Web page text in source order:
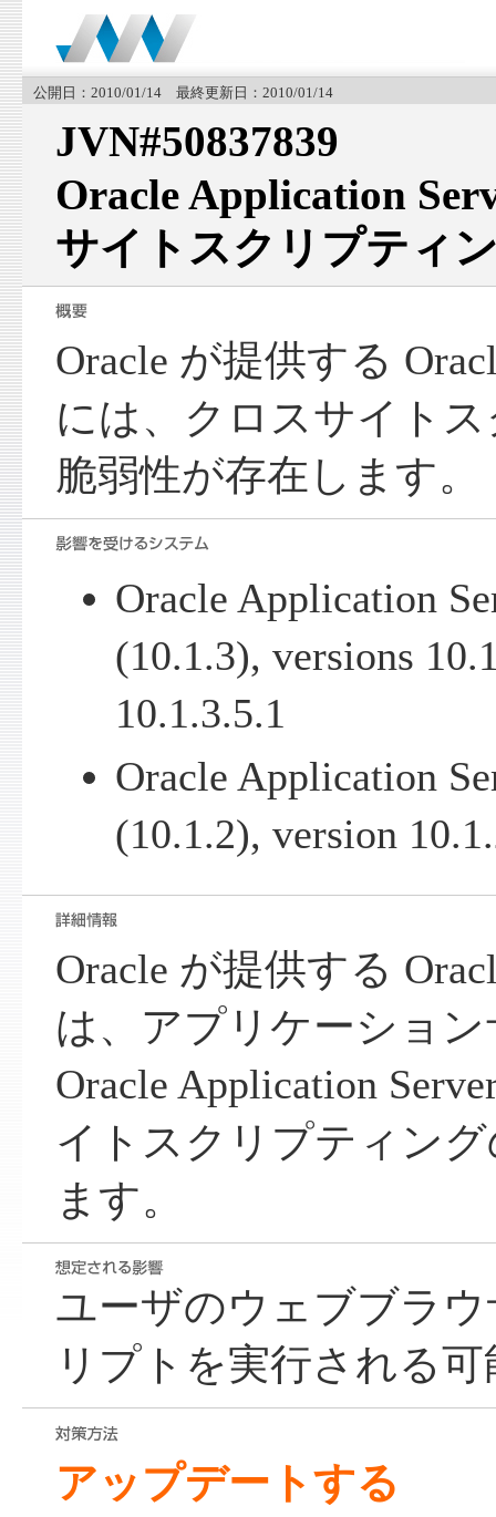
公開日：2010/01/14 最終更新日：2010/01/14
JVN#50837839
Oracle Application
サイトスクリプティ
Oracle が提供する
には、クロスサイト
脆弱性が存在します。
Oracle Application
(10.1.3), versions
10.1.3.5.1
Oracle Application
(10.1.2), version
Oracle が提供する
は、アプリケーショ
Oracle Application
イトスクリプティン
ます。
ユーザのウェブブラ
リプトを実行される
アップデートする